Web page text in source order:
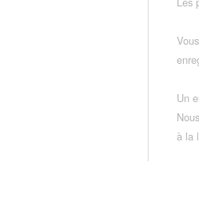
Un
à la